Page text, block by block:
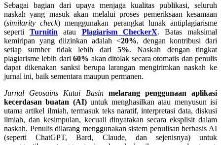
Sebagai bagian dari upaya menjaga kualitas publikasi, seluruh
naskah yang masuk akan melalui proses pemeriksaan kesamaan
(similarity check) menggunakan perangkat lunak antiplagiarisme
sepertiTurnitin atau Plagiarism CheckerX. Batas maksimal
kemiripan yang diizinkan adalah <20%, dengan kontribusi dari
setiap sumber tidak lebih dari 5%. Naskah dengan tingkat
plagiarisme lebih dari60% akan ditolak secara otomatis dan penulis
dapat dikenakan sanksi berupa larangan mengirimkan naskah ke
jurnal ini, baik sementara maupun permanen.
Jurnal Geosains Kutai Basin
melarang penggunaan aplikasi
kecerdasan buatan (AI)untuk menghasilkan atau menyusun isi
utama artikel ilmiah, termasuk teks naratif, interpretasi data, diskusi
ilmiah, dan kesimpulan, kecuali dinyatakan secara eksplisit dalam
naskah. Penulis dilarang menggunakan sistem penulisan berbasis AI
(seperti ChatGPT, Bard, Claude, dan sejenisnya) untuk